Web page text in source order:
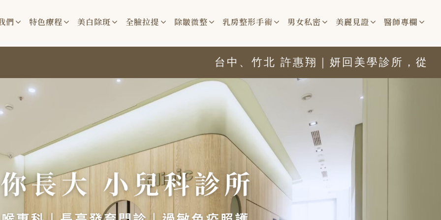
們 特色療程 美白除斑 全臉拉提 除皺微整 乳房整形手術 男女私密 美麗見證 醫師專欄
台中、竹北 許惠翔｜妍回美學診所，從細節開